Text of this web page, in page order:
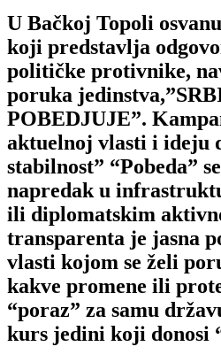
U Bačkoj Topoli
koji predstavlja
političke protivnike,
poruka
POBEDJUJE”.
aktuelnoj vlasti i ideju
stabilnost” “Pobeda”
napredak u
ili diplomatskim
transparenta je jasna
vlasti kojom se želi
kakve promene ili
“poraz” za samu
kurs jedini koji donosi